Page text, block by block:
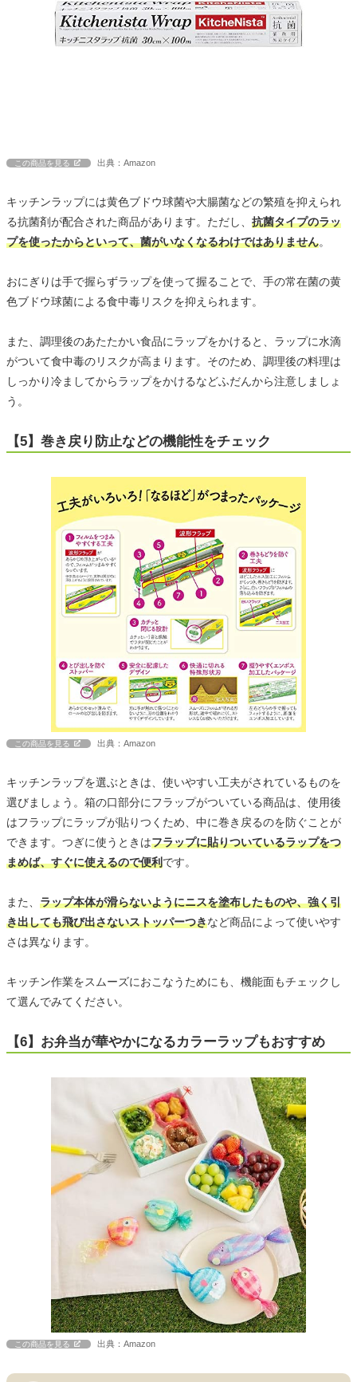
この商品を見る 出典：Amazon
キッチンラップには黄色ブドウ球菌や大腸菌などの繁殖を抑えられ
る抗菌剤が配合された商品があります。ただし、 抗菌タイプのラッ
プを使ったからといって、菌がいなくなるわけではありません。
おにぎりは手で握らずラップを使って握ることで、手の常在菌の黄
色ブドウ球菌による食中毒リスクを抑えられます。
また、調理後のあたたかい食品にラップをかけると、ラップに水滴
がついて食中毒のリスクが高まります。そのため、調理後の料理は
しっかり冷ましてからラップをかけるなどふだんから注意しましょ
う。
【5】巻き戻り防止などの機能性をチェック
この商品を見る 出典：Amazon
キッチンラップを選ぶときは、使いやすい工夫がされているものを
選びましょう。箱の口部分にフラップがついている商品は、使用後
はフラップにラップが貼りつくため、中に巻き戻るのを防ぐことが
できます。つぎに使うときはフラップに貼りついているラップをつ
まめば、すぐに使えるので便利です。
また、 ラップ本体が滑らないようにニスを塗布したものや、強く引
き出しても飛び出さないストッパーつきなど商品によって使いやす
さは異なります。
キッチン作業をスムーズにおこなうためにも、機能面もチェックし
て選んでみてください。
【6】お弁当が華やかになるカラーラップもおすすめ
この商品を見る 出典：Amazon